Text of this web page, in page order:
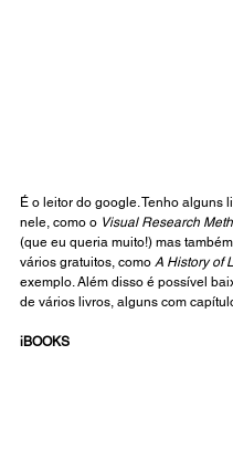
É o leitor do google. Tenho alguns
nele, como o Visual Research
(que eu queria muito!) mas
vários gratuitos, como A History of
exemplo. Além disso é possível
de vários livros, alguns com
iBOOKS